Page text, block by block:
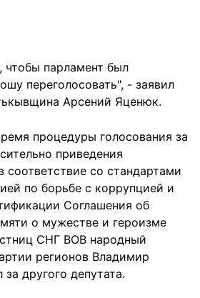
чтобы парламент был
переголосовать", - заявил
Арсений Яценюк.
процедуры голосования за
приведения
соответствие со стандартами
по борьбе с коррупцией и
Соглашения об
о мужестве и героизме
СНГ ВОВ народный
регионов Владимир
другого депутата.